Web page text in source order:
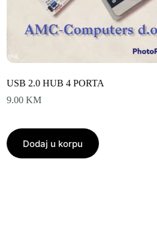
USB 2.0 HUB 4 PORTA
9.00 KM
Dodaj u korpu